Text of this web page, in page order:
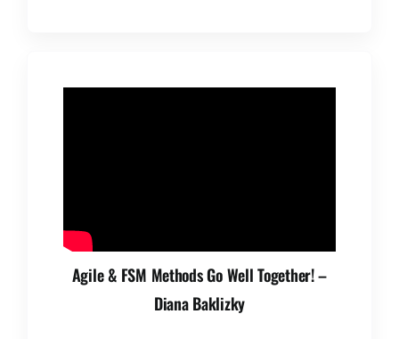
Agile & FSM Methods Go Well Together! –
Diana Baklizky